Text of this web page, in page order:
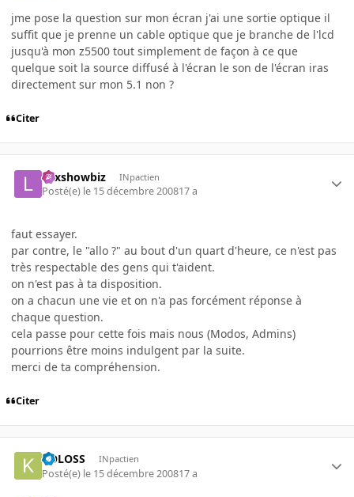
jme pose la question sur mon écran j'ai une sortie optique il
suffit que je prenne un cable optique que je branche de l'lcd
jusqu'à mon z5500 tout simplement de façon à ce que
quelque soit la source diffusé à l'écran le son de l'écran iras
directement sur mon 5.1 non ?
Citer
Lexshowbiz INpactien
Posté(e) le 15 décembre 200817 a
faut essayer.
par contre, le "allo ?" au bout d'un quart d'heure, ce n'est pas
très respectable des gens qui t'aident.
on n'est pas à ta disposition.
on a chacun une vie et on n'a pas forcément réponse à
chaque question.
cela passe pour cette fois mais nous (Modos, Admins)
pourrions être moins indulgent par la suite.
merci de ta compréhension.
Citer
KOLOSS INpactien
Posté(e) le 15 décembre 200817 a